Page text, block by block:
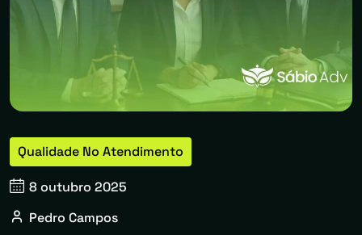
Qualidade No Atendimento
8 outubro 2025
Pedro Campos